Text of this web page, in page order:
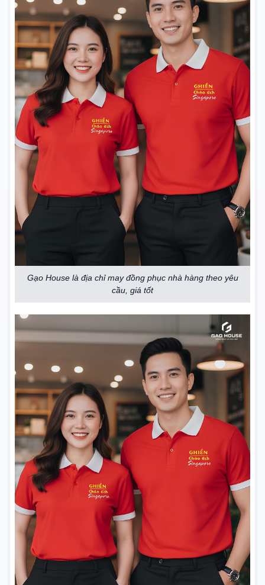
Gạo House là địa chỉ may đồng phục nhà hàng theo yêu
cầu, giá tốt